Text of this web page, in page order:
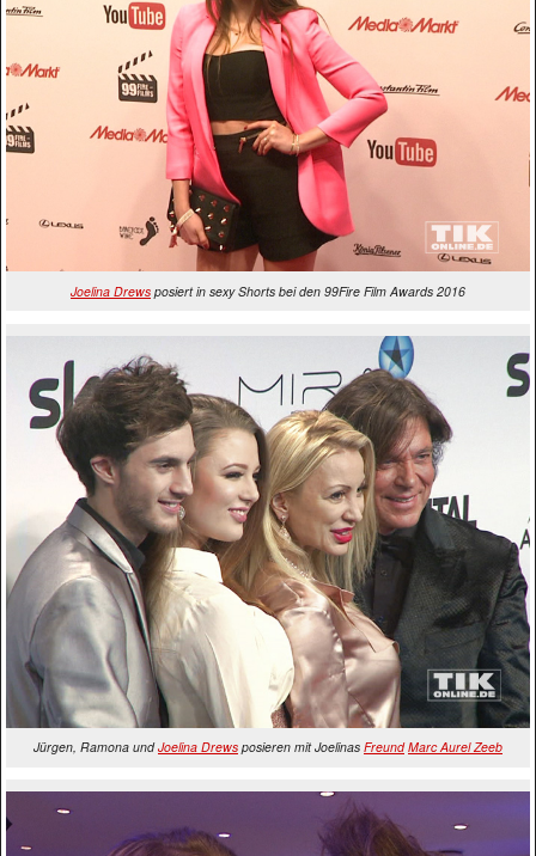
Joelina Drews posiert in sexy Shorts bei den 99Fire Film Awards 2016
Jürgen, Ramona undJoelina Drews posieren mit Joelinas Freund Marc Aurel Zeeb